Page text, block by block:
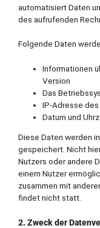
automatisiert Daten
des aufrufenden
Folgende Daten
Informationen
Version
Das
IP-Adresse
Datum und
Diese Daten werden
gespeichert. Nicht
Nutzers oder andere
einem Nutzer
zusammen mit
findet nicht statt.
2. Zweck der